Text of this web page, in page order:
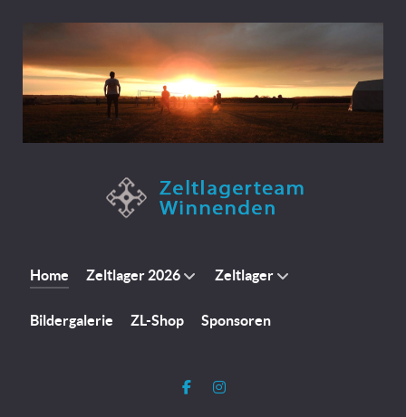
Home Zeltlager 2026 Zeltlager
Bildergalerie ZL-Shop Sponsoren